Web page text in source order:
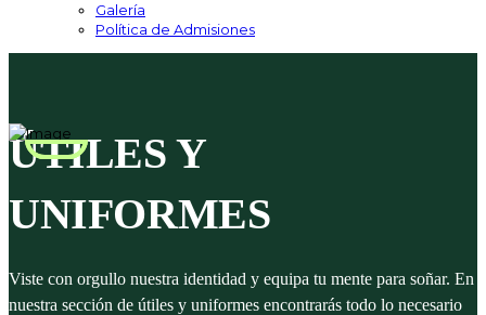
Galería
Política de Admisiones
ÚTILES Y
UNIFORMES
Viste con orgullo nuestra identidad y equipa tu mente para soñar. En
nuestra sección de útiles y uniformes encontrarás todo lo necesario